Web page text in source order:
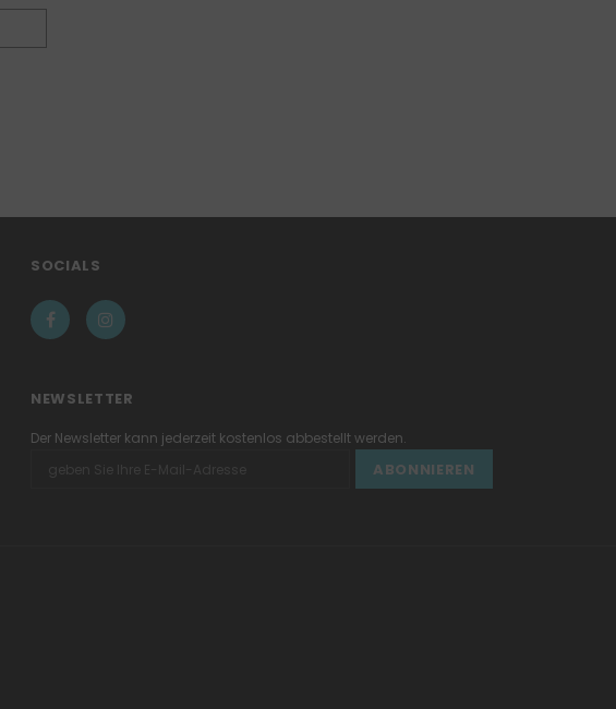
SOCIALS
NEWSLETTER
Der Newsletter kann jederzeit kostenlos abbestellt werden.